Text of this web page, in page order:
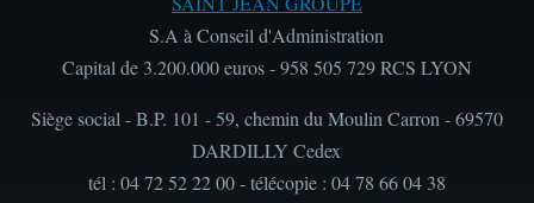
S.A à Conseil d'Administration
Capital de 3.200.000 euros - 958 505 729 RCS LYON
Siège social - B.P. 101 - 59, chemin du Moulin Carron - 69570
DARDILLY Cedex
tél : 04 72 52 22 00 - télécopie : 04 78 66 04 38